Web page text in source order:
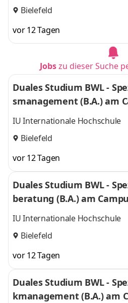
Bielefeld
vor 12 Tagen
Jobszu dieser Suche
Duales Studium BWL -
smanagement (B.A.) am
l
IU Internationale Hochschule
Bielefeld
vor 12 Tagen
Duales Studium BWL -
beratung (B.A.) am
IU Internationale Hochschule
Bielefeld
vor 12 Tagen
Duales Studium BWL -
kmanagement (B.A.) am